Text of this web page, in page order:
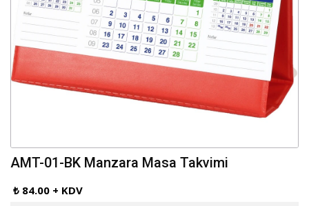
AMT-01-BK Manzara Masa Takvimi
₺ 84.00 + KDV